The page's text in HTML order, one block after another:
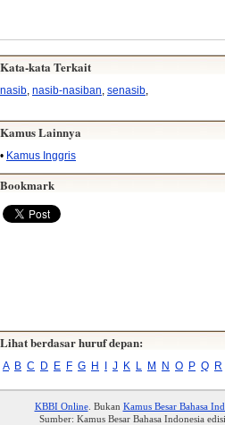
Kata-kata Terkait
nasib nasib-nasiban senasib
Kamus Lainnya
• Kamus Inggris
Bookmark
Lihat berdasar huruf depan:
A B C D E F G H J K L M N O P Q R
KBBI Online. Bukan Kamus Besar Bahasa
Sumber: Kamus Besar Bahasa Indonesia